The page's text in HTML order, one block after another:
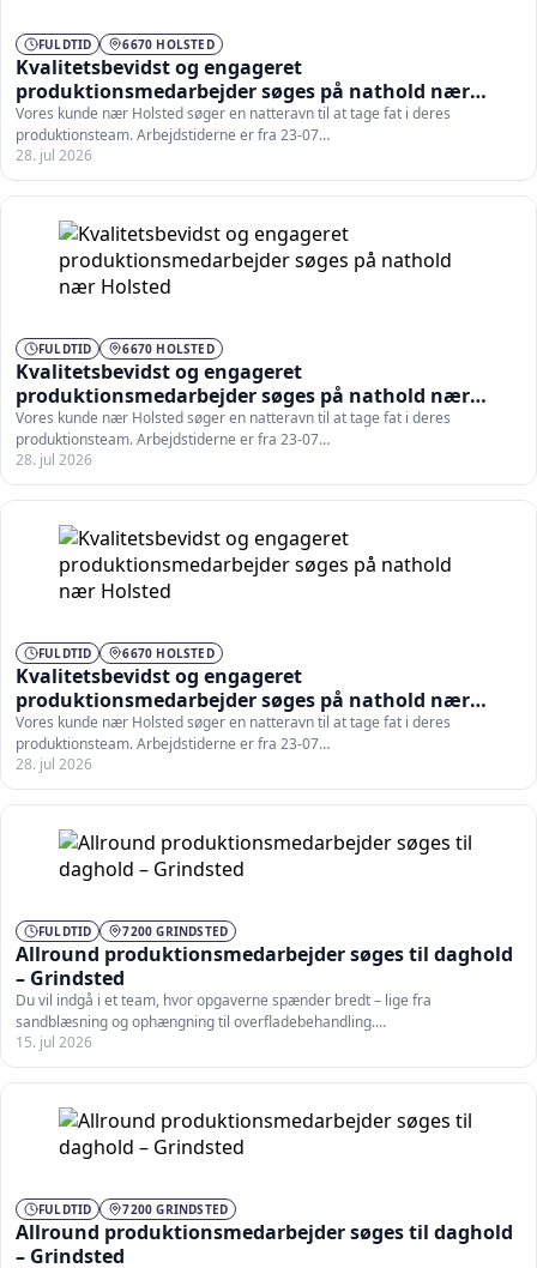
FULDTID 6670 HOLSTED
Kvalitetsbevidst og engageret
produktionsmedarbejder søges på nathold nær
Holsted
Vores kunde nær Holsted søger en natteravn til at tage fat i deres
produktionsteam. Arbejdstiderne er fra 23-07…
28. jul 2026
FULDTID 6670 HOLSTED
Kvalitetsbevidst og engageret
produktionsmedarbejder søges på nathold nær
Holsted
Vores kunde nær Holsted søger en natteravn til at tage fat i deres
produktionsteam. Arbejdstiderne er fra 23-07…
28. jul 2026
FULDTID 6670 HOLSTED
Kvalitetsbevidst og engageret
produktionsmedarbejder søges på nathold nær
Holsted
Vores kunde nær Holsted søger en natteravn til at tage fat i deres
produktionsteam. Arbejdstiderne er fra 23-07…
28. jul 2026
FULDTID 7200 GRINDSTED
Allround produktionsmedarbejder søges til daghold
– Grindsted
Du vil indgå i et team, hvor opgaverne spænder bredt – lige fra
sandblæsning og ophængning til overfladebehandling.…
15. jul 2026
FULDTID 7200 GRINDSTED
Allround produktionsmedarbejder søges til daghold
– Grindsted